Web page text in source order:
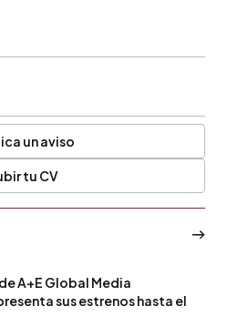
un aviso
tu CV
A+E Global Media
sus estrenos hasta el